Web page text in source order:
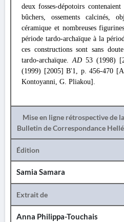
deux fosses-dépotoirs
bûchers, ossements calcinés,
céramique et nombreuses
période tardo-archaïque à la
ces constructions sont sans
tardo-archaïque.AD 53 (1998)
(1999) [2005] Β'1, p. 456-470
Kontoyanni, G. Pliakou].
Mise en ligne rétrospective de
Bulletin de Correspondance
Édition
Samia Samara
Extrait de
Anna Philippa-Touchais